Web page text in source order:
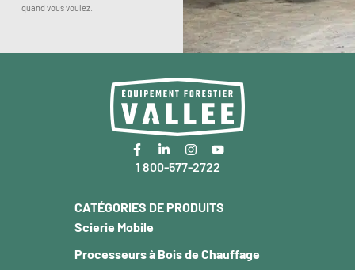
quand vous voulez.
1 800-577-2722
CATÉGORIES DE PRODUITS
Scierie Mobile
Processeurs à Bois de Chauffage